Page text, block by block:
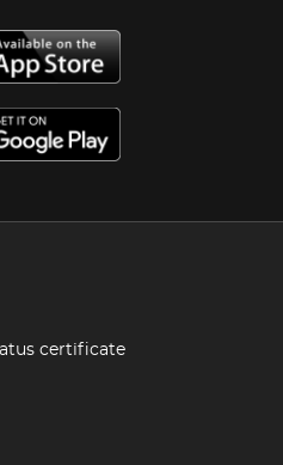
certificate